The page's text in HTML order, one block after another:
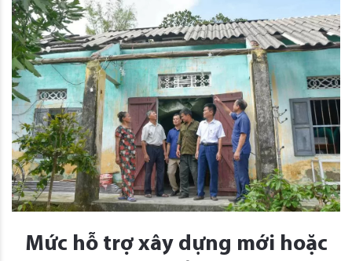
Mức hỗ trợ xây dựng mới hoặc